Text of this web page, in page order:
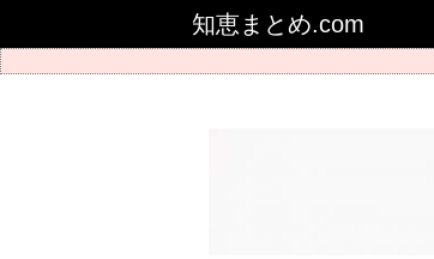
知恵まとめ.com